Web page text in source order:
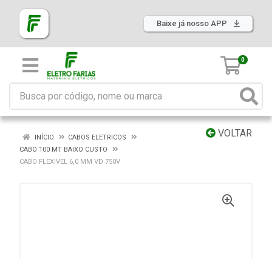
Baixe já nosso APP
0
VOLTAR
INÍCIO
CABOS ELETRICOS
CABO 100 MT BAIXO CUSTO
CABO FLEXIVEL 6,0 MM VD 750V